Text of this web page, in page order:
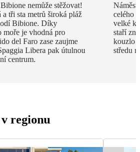
nemůže stěžovat!
tři sta metrů široká pláž
Bibione. Díky
moře je vhodná pro
del Faro zase zaujme
Libera pak útulnou
centrum.
celého
velké
staří
kouzlo
středu
regionu